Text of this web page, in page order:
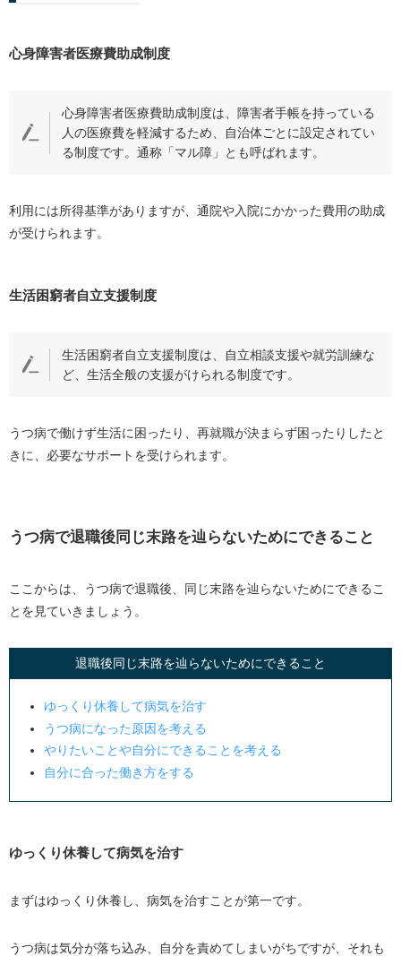
心身障害者医療費助成制度
心身障害者医療費助成制度は、障害者手帳を持っている
人の医療費を軽減するため、自治体ごとに設定されてい
る制度です。通称「マル障」とも呼ばれます。
利用には所得基準がありますが、通院や入院にかかった費用の助成
が受けられます。
生活困窮者自立支援制度
生活困窮者自立支援制度は、自立相談支援や就労訓練な
ど、生活全般の支援がけられる制度です。
うつ病で働けず生活に困ったり、再就職が決まらず困ったりしたと
きに、必要なサポートを受けられます。
うつ病で退職後同じ末路を辿らないためにできること
ここからは、うつ病で退職後、同じ末路を辿らないためにできるこ
とを見ていきましょう。
退職後同じ末路を辿らないためにできること
ゆっくり休養して病気を治す
うつ病になった原因を考える
やりたいことや自分にできることを考える
自分に合った働き方をする
ゆっくり休養して病気を治す
まずはゆっくり休養し、病気を治すことが第一です。
うつ病は気分が落ち込み、自分を責めてしまいがちですが、それも